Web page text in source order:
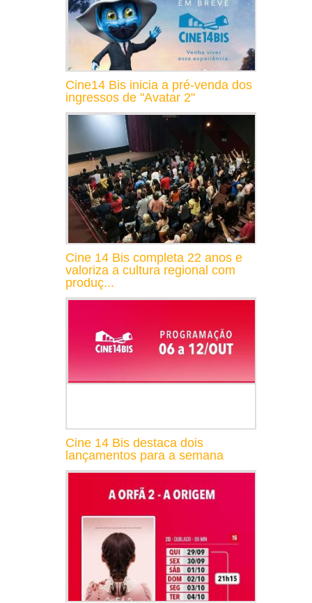
Cine14 Bis inicia a pré-venda dos
ingressos de "Avatar 2"
Cine 14 Bis completa 22 anos e
valoriza a cultura regional com
produç...
Cine 14 Bis destaca dois
lançamentos para a semana